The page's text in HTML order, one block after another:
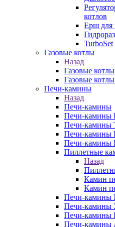
котлов
Ерш для
TurboSet
Газовые котлы
Назад
Газовые котлы
Газовые
Печи-камины
Назад
Печи-камины
Печи-камины
Печи-камины
Печи-камины
Печи-камины
Пиллетные
Назад
Камин
Камин
Печи-камины
Печи-
Печи-камины
Печи-камины